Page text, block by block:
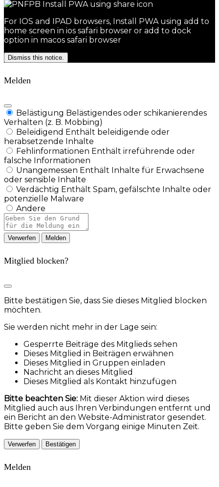
For IOS and IPAD browsers, Install PWA using add to
home screen in ios safari browser or add to dock
option in macos safari browser
Dismiss this notice.
Melden
Belästigung Belästigendes oder schikanierendes
Verhalten (z. B. Mobbing)
Beleidigend Enthält beleidigende oder
herabsetzende Inhalte
Fehlinformationen Enthält irreführende oder
falsche Informationen
Unangemessen Enthält Inhalte für Erwachsene
oder sensible Inhalte
Verdächtig Enthält Spam, gefälschte Inhalte oder
potenzielle Malware
Andere
Berichtsnotiz
Melden
Mitglied blocken?
Bitte bestätigen Sie, dass Sie dieses Mitglied blocken
möchten.
Sie werden nicht mehr in der Lage sein:
Gesperrte Beiträge des Mitglieds sehen
Dieses Mitglied in Beiträgen erwähnen
Dieses Mitglied in Gruppen einladen
Nachricht an dieses Mitglied
Dieses Mitglied als Kontakt hinzufügen
Bitte beachten Sie: Mit dieser Aktion wird dieses
Mitglied auch aus Ihren Verbindungen entfernt und
ein Bericht an den Website-Administrator gesendet.
Bitte geben Sie dem Vorgang einige Minuten Zeit.
Bestätigen
Melden